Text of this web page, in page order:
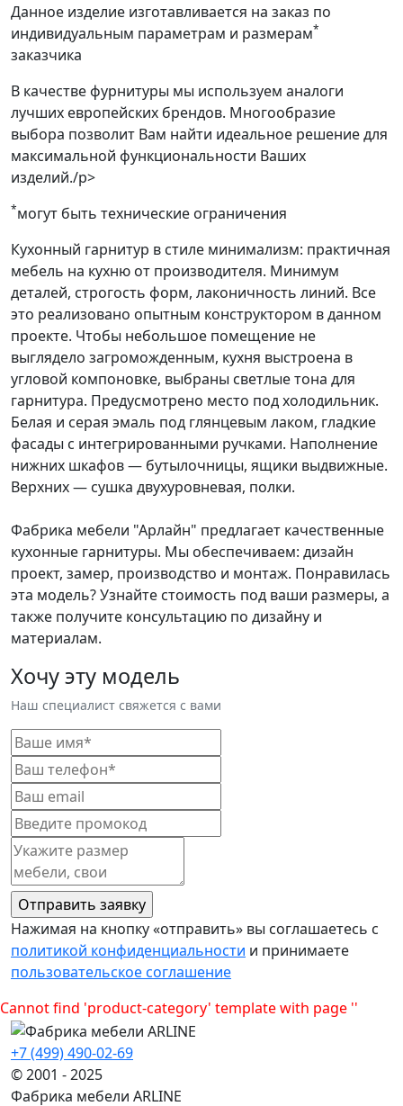
Данное изделие изготавливается на заказ по
индивидуальным параметрам и размерам*
заказчика
В качестве фурнитуры мы используем аналоги
лучших европейских брендов. Многообразие
выбора позволит Вам найти идеальное решение для
максимальной функциональности Ваших
изделий./p>
*могут быть технические ограничения
Кухонный гарнитур в стиле минимализм: практичная
мебель на кухню от производителя. Минимум
деталей, строгость форм, лаконичность линий. Все
это реализовано опытным конструктором в данном
проекте. Чтобы небольшое помещение не
выглядело загроможденным, кухня выстроена в
угловой компоновке, выбраны светлые тона для
гарнитура. Предусмотрено место под холодильник.
Белая и серая эмаль под глянцевым лаком, гладкие
фасады с интегрированными ручками. Наполнение
нижних шкафов — бутылочницы, ящики выдвижные.
Верхних — сушка двухуровневая, полки.
Фабрика мебели "Арлайн" предлагает качественные
кухонные гарнитуры. Мы обеспечиваем: дизайн
проект, замер, производство и монтаж. Понравилась
эта модель? Узнайте стоимость под ваши размеры, а
также получите консультацию по дизайну и
материалам.
Хочу эту модель
Наш специалист свяжется с вами
Нажимая на кнопку «отправить» вы соглашаетесь с
политикой конфиденциальности и принимаете
пользовательское соглашение
Cannot find 'product-category' template with page ''
+7 (499) 490-02-69
© 2001 - 2025
Фабрика мебели ARLINE